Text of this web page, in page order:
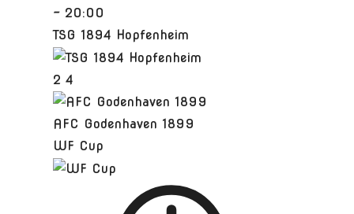
- 20:00
TSG 1894 Hopfenheim
24
AFC Godenhaven 1899
WF Cup